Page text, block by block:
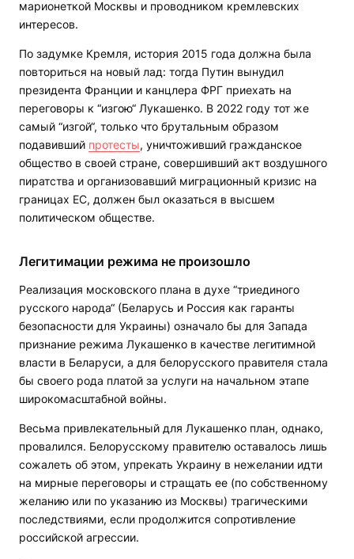
марионеткой Москвы и проводником кремлевских
интересов.
По задумке Кремля, история 2015 года должна была
повториться на новый лад: тогда Путин вынудил
президента Франции и канцлера ФРГ приехать на
переговоры к “изгою“ Лукашенко. В 2022 году тот же
самый “изгой“, только что брутальным образом
подавивший протесты, уничтоживший гражданское
общество в своей стране, совершивший акт воздушного
пиратства и организовавший миграционный кризис на
границах ЕС, должен был оказаться в высшем
политическом обществе.
Легитимации режима не произошло
Реализация московского плана в духе “триединого
русского народа“ (Беларусь и Россия как гаранты
безопасности для Украины) означало бы для Запада
признание режима Лукашенко в качестве легитимной
власти в Беларуси, а для белорусского правителя стала
бы своего рода платой за услуги на начальном этапе
широкомасштабной войны.
Весьма привлекательный для Лукашенко план, однако,
провалился. Белорусскому правителю оставалось лишь
сожалеть об этом, упрекать Украину в нежелании идти
на мирные переговоры и стращать ее (по собственному
желанию или по указанию из Москвы) трагическими
последствиями, если продолжится сопротивление
российской агрессии.